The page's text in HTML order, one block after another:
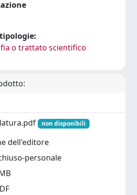
o trattato scientifico
non disponibili
dell'editore
personale